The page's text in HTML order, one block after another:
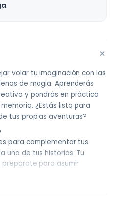
+
volar tu imaginación con las
de magia. Aprenderás
y pondrás en práctica
¿Estás listo para
tus propias aventuras?
para complementar tus
una de tus historias. Tu
para asumir